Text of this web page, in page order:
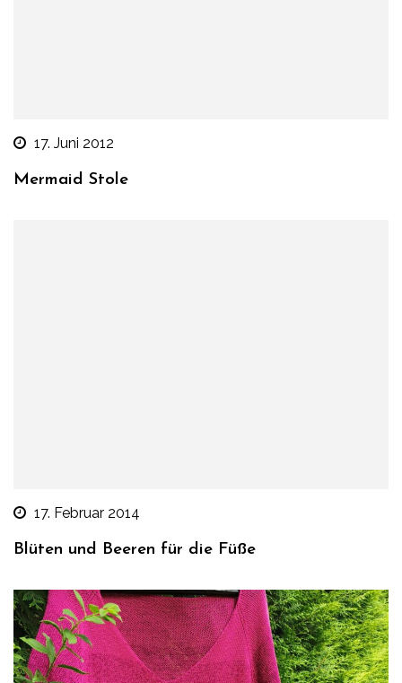
17. Juni 2012
Mermaid Stole
17. Februar 2014
Blüten und Beeren für die Füße